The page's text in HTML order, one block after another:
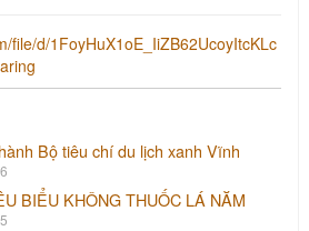
file/d/1FoyHuX1oE_IiZB62UcoyItcKLc
Bộ tiêu chí du lịch xanh Vĩnh
BIỂU KHÔNG THUỐC LÁ NĂM